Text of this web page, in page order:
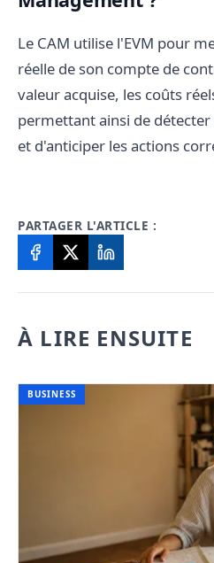
Le CAM utilise l'EVM pour
réelle de son compte de
valeur acquise, les coûts
permettant ainsi de
et d'anticiper les actions
PARTAGER L'ARTICLE :
À LIRE ENSUITE
BUSINESS